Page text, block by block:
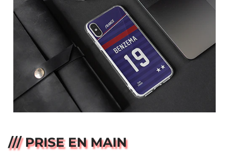
/// PRISE EN MAIN